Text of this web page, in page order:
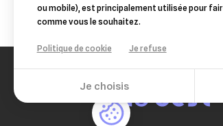
ou mobile), est principalement utilisée pour
comme vous le souhaitez.
Politique de cookie Je refuse
Je choisis